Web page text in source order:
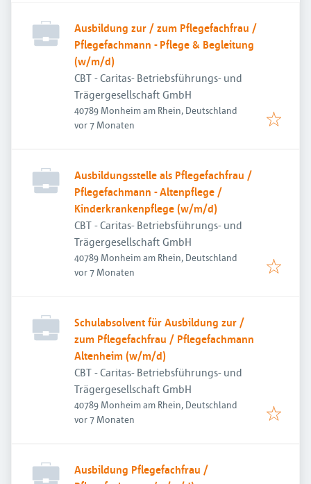
Ausbildung zur / zum Pflegefachfrau /
Pflegefachmann - Pflege & Begleitung
(w/m/d)
CBT - Caritas- Betriebsführungs- und
Trägergesellschaft GmbH
40789 Monheim am Rhein, Deutschland
Veröffentlicht:
vor 7 Monaten
Ausbildungsstelle als Pflegefachfrau /
Pflegefachmann - Altenpflege /
Kinderkrankenpflege (w/m/d)
CBT - Caritas- Betriebsführungs- und
Trägergesellschaft GmbH
40789 Monheim am Rhein, Deutschland
Veröffentlicht:
vor 7 Monaten
Schulabsolvent für Ausbildung zur /
zum Pflegefachfrau / Pflegefachmann
Altenheim (w/m/d)
CBT - Caritas- Betriebsführungs- und
Trägergesellschaft GmbH
40789 Monheim am Rhein, Deutschland
Veröffentlicht:
vor 7 Monaten
Ausbildung Pflegefachfrau /